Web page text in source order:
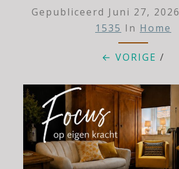
Gepubliceerd Juni 27, 2026
1535 In Home
← VORIGE /